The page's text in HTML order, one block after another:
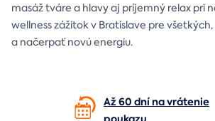
masáž tváre a hlavy aj príjemný relax pri
wellness zážitok v Bratislave pre
a načerpať novú energiu.
Až 60 dní na vrátenie